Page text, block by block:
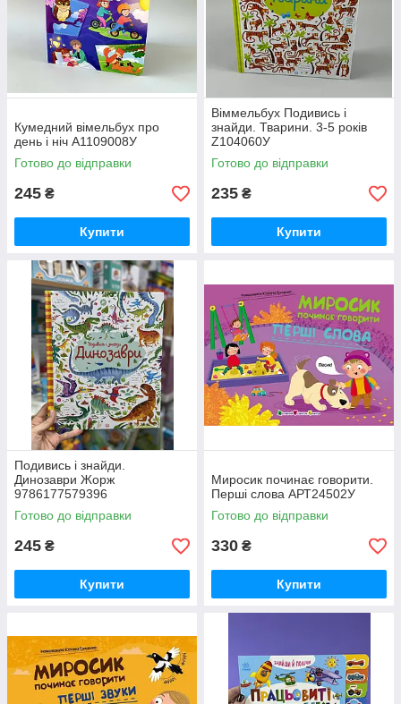
Кумедний вімельбух про
день і ніч А1109008У
Готово до відправки
245 ₴
Купити
Віммельбух Подивись і
знайди. Тварини. 3-5 років
Z104060У
Готово до відправки
235 ₴
Купити
Подивись i знайди.
Динозаври Жорж
9786177579396
Готово до відправки
245 ₴
Купити
Миросик починає говорити.
Перші слова АРТ24502У
Готово до відправки
330 ₴
Купити